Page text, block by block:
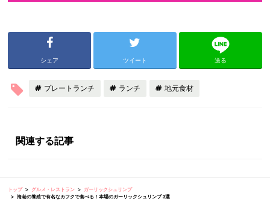
シェア ツイート 送る
プレートランチ ランチ 地元食材
関連する記事
トップ グルメ・レストラン
ガーリックシュリンプ
海老の養殖で有名なカフクで食べる！本場のガーリックシュリンプ 3選